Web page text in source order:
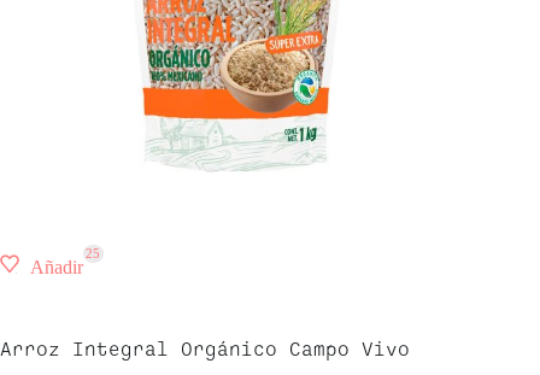
Añadir
25
Arroz Integral Orgánico Campo Vivo